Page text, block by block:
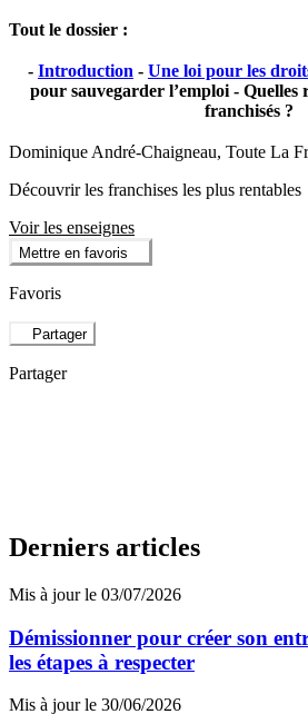
Tout le dossier :
- Introduction - Une loi pour les
pour sauvegarder l’emploi - Quelles
franchisés ?
Dominique André-Chaigneau, Toute La
Découvrir les franchises les plus rentables
Voir les enseignes
Mettre en favoris
Favoris
Partager
Partager
Derniers articles
Mis à jour le 03/07/2026
Démissionner pour créer son
les étapes à respecter
Mis à jour le 30/06/2026